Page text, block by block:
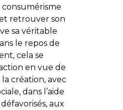
consumérisme
retrouver son
sa véritable
le repos de
cela se
en vue de
création, avec
dans l’aide
aux